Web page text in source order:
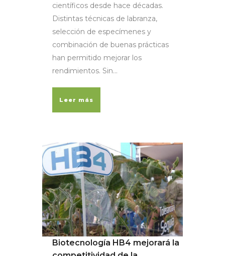
científicos desde hace décadas.
Distintas técnicas de labranza,
selección de especímenes y
combinación de buenas prácticas
han permitido mejorar los
rendimientos. Sin...
Leer más
Biotecnología HB4 mejorará la